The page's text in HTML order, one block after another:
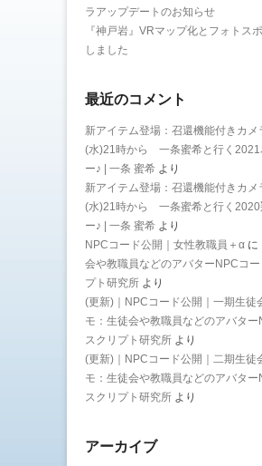
ラアップデートのお知らせ
『神戸岩』VRマップ化とフォトス
しました
最近のコメント
新アイテム登場：召還機能付きカメ
(水)21時から 一条蜜希と行く2021
ー♪ | 一条 蜜希 より
新アイテム登場：召還機能付きカメ
(水)21時から 一条蜜希と行く2020
ー♪ | 一条 蜜希 より
NPCコード公開｜女性教職員＋α に
会や教職員などのアバターNPCコー
プト研究所 より
(更新)｜NPCコード公開｜一期生徒
モ：生徒会や教職員などのアバター
スクリプト研究所 より
(更新)｜NPCコード公開｜二期生徒
モ：生徒会や教職員などのアバター
スクリプト研究所 より
アーカイブ